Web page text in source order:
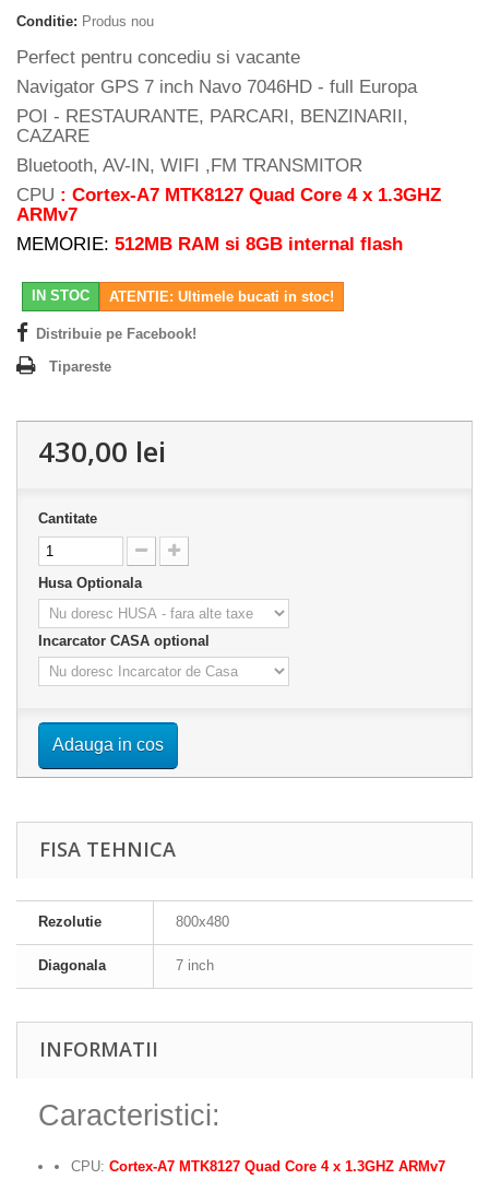
Conditie: Produs nou
Perfect pentru concediu si vacante
Navigator GPS 7 inch Navo 7046HD - full Europa
POI - RESTAURANTE, PARCARI, BENZINARII,
CAZARE
Bluetooth, AV-IN, WIFI ,FM TRANSMITOR
CPU : Cortex-A7 MTK8127 Quad Core 4 x 1.3GHZ
ARMv7
MEMORIE: 512MB RAM si 8GB internal flash
IN STOC ATENTIE: Ultimele bucati in stoc!
Distribuie pe Facebook!
Tipareste
430,00 lei
Cantitate
Husa Optionala
Incarcator CASA optional
Adauga in cos
FISA TEHNICA
Rezolutie 800x480
Diagonala 7 inch
INFORMATII
Caracteristici:
CPU: Cortex-A7 MTK8127 Quad Core 4 x 1.3GHZ ARMv7